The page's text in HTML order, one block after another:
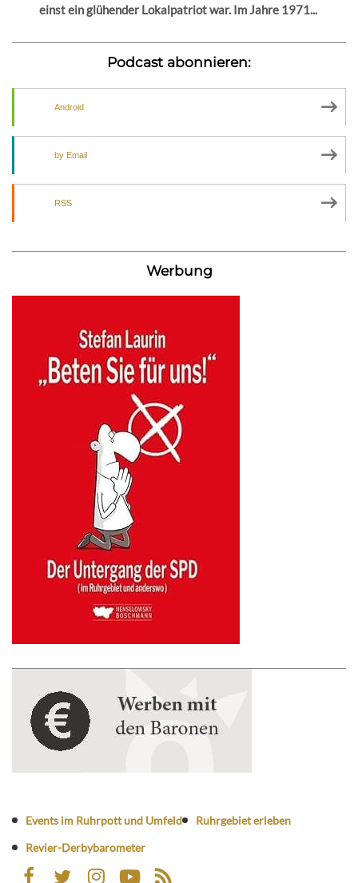
einst ein glühender Lokalpatriot war. Im Jahre 1971...
Podcast abonnieren:
Android
by Email
RSS
Werbung
Events im Ruhrpott und Umfeld
Ruhrgebiet erleben
Revier-Derbybarometer